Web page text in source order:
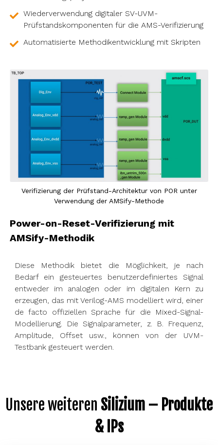
Wiederverwendung digitaler SV-UVM-
Prüfstandskomponenten für die AMS-Verifizierung
Automatisierte Methodikentwicklung mit Skripten
Verifizierung der Prüfstand-Architektur von POR unter
Verwendung der AMSify-Methode
Power-on-Reset-Verifizierung mit
AMSify-Methodik
Diese Methodik bietet die Möglichkeit, je nach
Bedarf ein gesteuertes benutzerdefiniertes Signal
entweder im analogen oder im digitalen Kern zu
erzeugen, das mit Verilog-AMS modelliert wird, einer
de facto offiziellen Sprache für die Mixed-Signal-
Modellierung. Die Signalparameter, z. B. Frequenz,
Amplitude, Offset usw., können von der UVM-
Testbank gesteuert werden.
Unsere weiteren Silizium – Produkte
& IPs